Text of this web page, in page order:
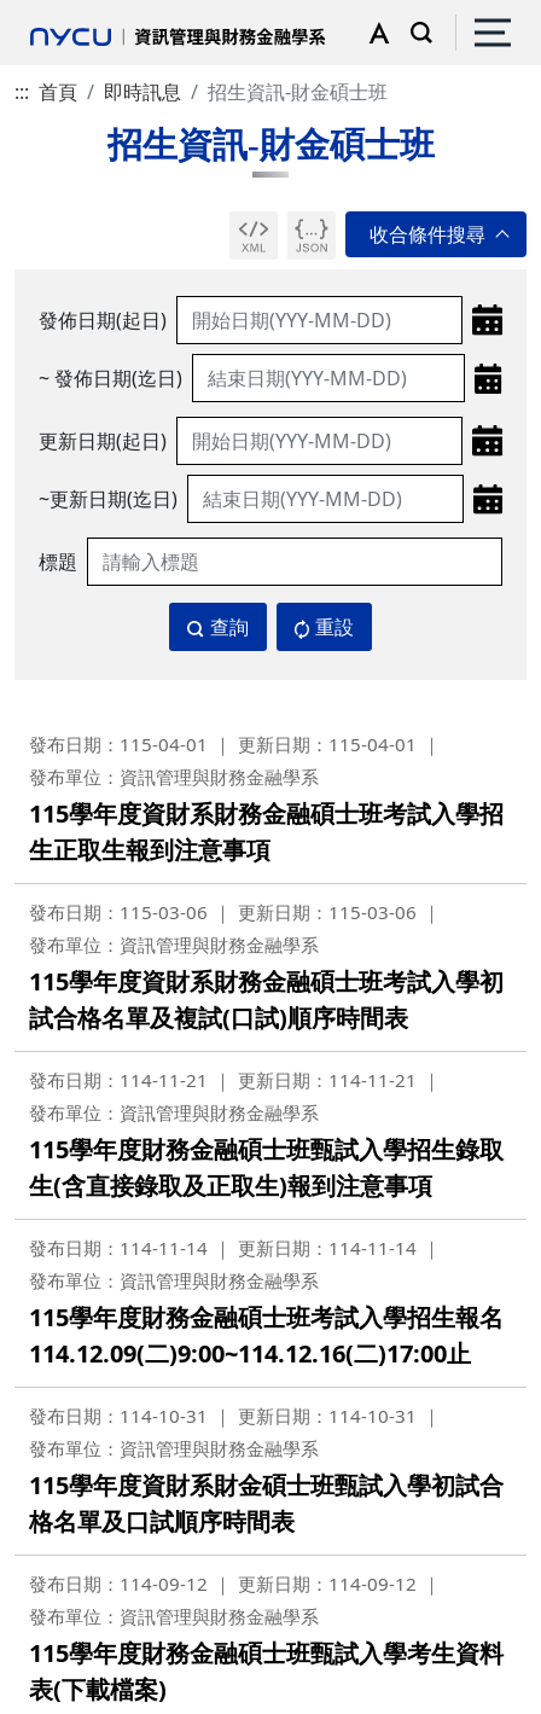
::: 首頁 即時訊息 招生資訊-財金碩士班
招生資訊-財金碩士班
發佈日期(起日)
~ 發佈日期(迄日)
更新日期(起日)
~更新日期(迄日)
標題
查詢 重設
發布日期：115-04-01
更新日期：115-04-01
發布單位：資訊管理與財務金融學系
115學年度資財系財務金融碩士班考試入學招
生正取生報到注意事項
發布日期：115-03-06
更新日期：115-03-06
發布單位：資訊管理與財務金融學系
115學年度資財系財務金融碩士班考試入學初
試合格名單及複試(口試)順序時間表
發布日期：114-11-21
更新日期：114-11-21
發布單位：資訊管理與財務金融學系
115學年度財務金融碩士班甄試入學招生錄取
生(含直接錄取及正取生)報到注意事項
發布日期：114-11-14
更新日期：114-11-14
發布單位：資訊管理與財務金融學系
115學年度財務金融碩士班考試入學招生報名
114.12.09(二)9:00~114.12.16(二)17:00止
發布日期：114-10-31
更新日期：114-10-31
發布單位：資訊管理與財務金融學系
115學年度資財系財金碩士班甄試入學初試合
格名單及口試順序時間表
發布日期：114-09-12
更新日期：114-09-12
發布單位：資訊管理與財務金融學系
115學年度財務金融碩士班甄試入學考生資料
表(下載檔案)